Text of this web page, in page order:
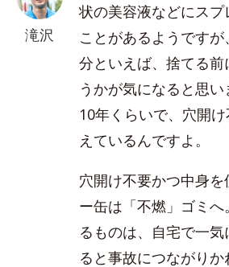
滝沢
状の美容液などにス
ことがあるようです
分といえば、捨てる
うかが気になると思
10年くらいで、穴開
えているんですよ。
穴開け不要かつ中身
ー缶は「不燃」ゴミ
るものは、自宅で一
ると事故につながり